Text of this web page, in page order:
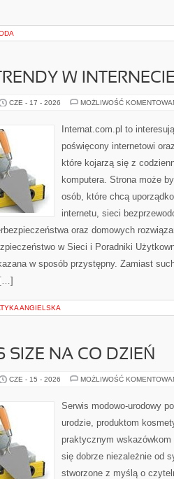
W
CZE - 17 - 2026 MOŻLIWOŚĆ
Internat.com.pl to
poświęcony internetowi
które kojarzą się z
komputera. Strona może
osób, które chcą
internetu, sieci
oraz domowych
w Sieci i Poradniki
w sposób przystępny. Zamiast
ANGIELSKA
SIZE NA CO DZIEŃ
CZE - 15 - 2026 MOŻLIWOŚĆ
Serwis modowo-urodowy
urodzie, produktom
praktycznym
się dobrze niezależnie od
stworzone z myślą o